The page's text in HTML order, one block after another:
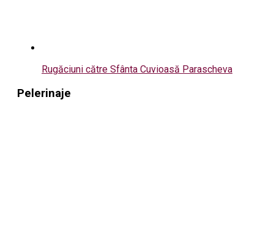
Rugăciuni către Sfânta Cuvioasă Parascheva
Pelerinaje